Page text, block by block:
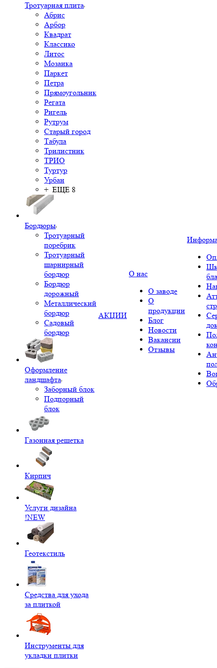
Тротуарная плита
Абрис
Арбор
Квадрат
Классико
Литос
Мозаика
Паркет
Петра
Прямоугольник
Регата
Ригель
Рутрум
Старый город
Табула
Трилистник
ТРИО
Туртур
Урбан
+ ЕЩЕ 8
Бордюры
Тротуарный
поребрик
Тротуарный
шарнирный
бордюр
Бордюр
дорожный
Металлический
бордюр
Садовый
бордюр
Оформление
ландшафта
Заборный блок
Подпорный
блок
Газонная решетка
Кирпич
Услуги дизайна
!NEW
Геотекстиль
Средства для ухода
за плиткой
Инструменты для
укладки плитки
АКЦИИ
О нас
О заводе
О
продукции
Блог
Новости
Вакансии
Отзывы